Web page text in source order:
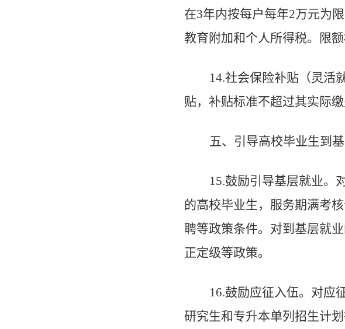
在3年内按每户每年2万元为
教育附加和个人所得税。限
14.社会保险补贴（灵活就
贴，补贴标准不超过其实际
五、引导高校毕业生到
15.鼓励引导基层就业。
的高校毕业生，服务期满考
聘等政策条件。对到基层就
正定级等政策。
16.鼓励应征入伍。 对应
研究生和专升本单列招生计